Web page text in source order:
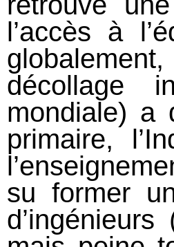
l’accès à
décollage
mondiale) a
primaire,
su former